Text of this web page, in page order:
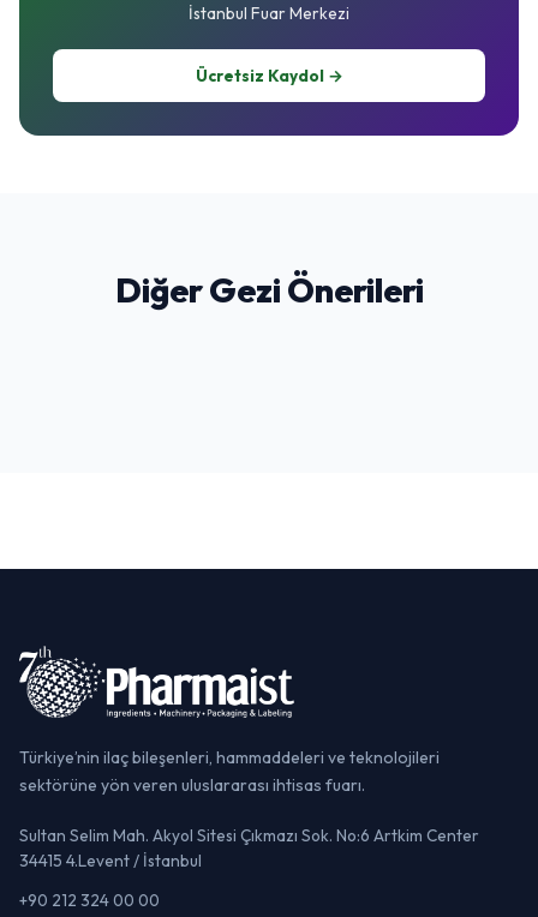
İstanbul Fuar Merkezi
Ücretsiz Kaydol →
Diğer Gezi Önerileri
Boğaz Turu
Türkiye’nin ilaç bileşenleri, hammaddeleri ve teknolojileri
sektörüne yön veren uluslararası ihtisas fuarı.
Sultan Selim Mah. Akyol Sitesi Çıkmazı Sok. No:6 Artkim Center
34415 4.Levent / İstanbul
+90 212 324 00 00